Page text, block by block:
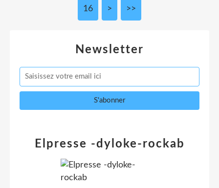
16 > >>
Newsletter
Elpresse -dyloke-rockab